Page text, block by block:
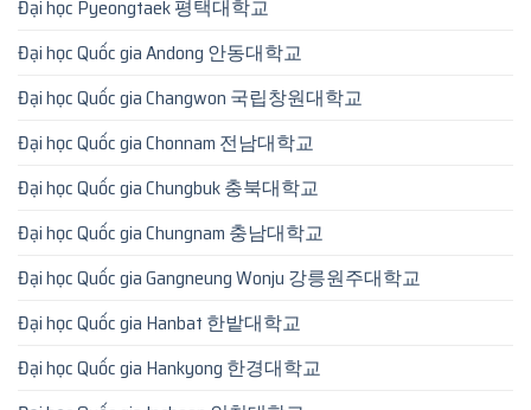
Đại học Pyeongtaek 평택대학교
Đại học Quốc gia Andong 안동대학교
Đại học Quốc gia Changwon 국립창원대학교
Đại học Quốc gia Chonnam 전남대학교
Đại học Quốc gia Chungbuk 충북대학교
Đại học Quốc gia Chungnam 충남대학교
Đại học Quốc gia Gangneung Wonju 강릉원주대학교
Đại học Quốc gia Hanbat 한밭대학교
Đại học Quốc gia Hankyong 한경대학교